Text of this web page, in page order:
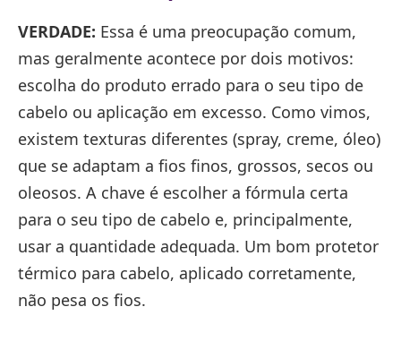
VERDADE: Essa é uma preocupação comum,
mas geralmente acontece por dois motivos:
escolha do produto errado para o seu tipo de
cabelo ou aplicação em excesso. Como vimos,
existem texturas diferentes (spray, creme, óleo)
que se adaptam a fios finos, grossos, secos ou
oleosos. A chave é escolher a fórmula certa
para o seu tipo de cabelo e, principalmente,
usar a quantidade adequada. Um bom protetor
térmico para cabelo, aplicado corretamente,
não pesa os fios.